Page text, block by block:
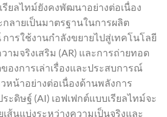
ยลไทม์ยังคงพัฒนาอย่างต่อเนื่อง
กลายเป็นมาตรฐานในการผลิต
ารใช้งานกำลังขยายไปสู่เทคโนโลยี
ามจริงเสริม (AR) และการถ่ายทอด
องการเล่าเรื่องและประสบการณ์
หน้าอย่างต่อเนื่องด้านพลังการ
ดิษฐ์ (AI) เอฟเฟกต์แบบเรียลไทม์จะ
ส้นแบ่งระหว่างความเป็นจริงและ